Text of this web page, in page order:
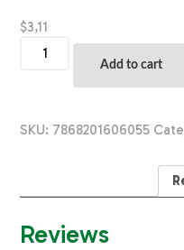
$3,11
Sanitario
A
Cm
Add to cart
SKU: 7868201606055
Reviews